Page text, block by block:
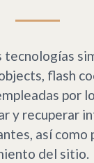
tecnologías
flash
por
y recuperar
así como
del sitio.